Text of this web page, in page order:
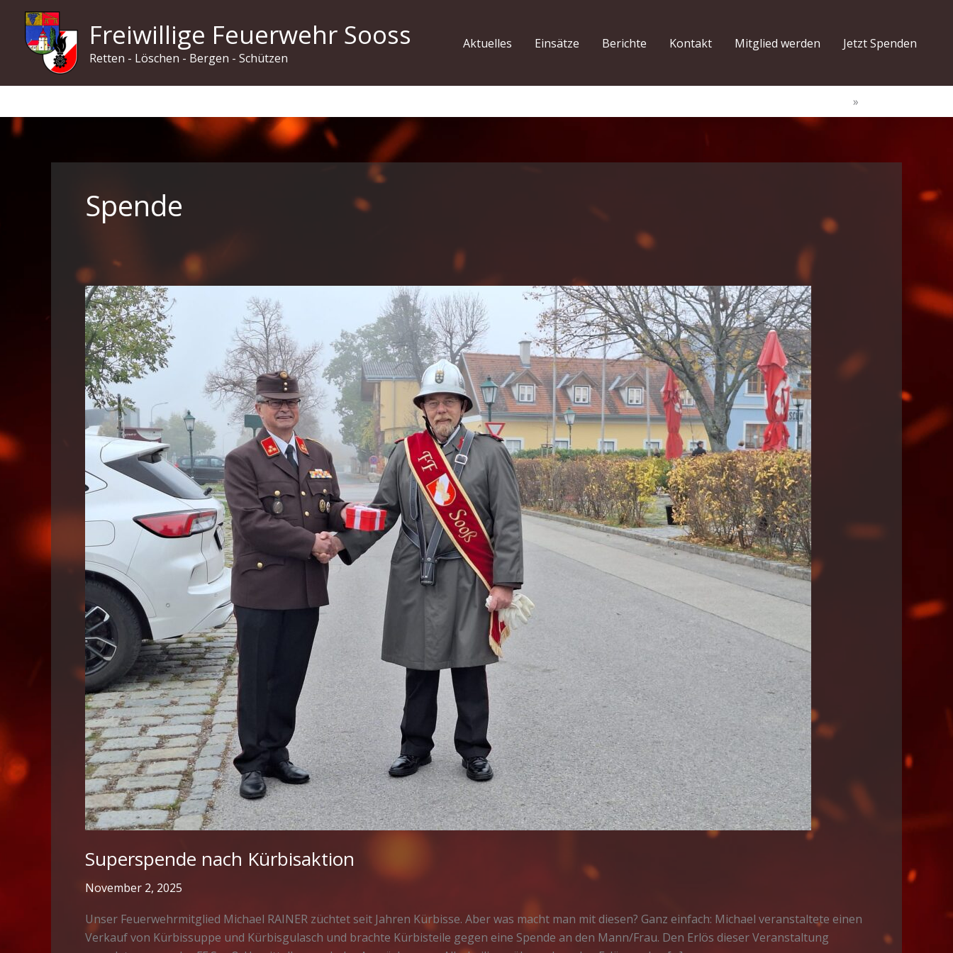
Inhalt
springen
Freiwillige Feuerwehr Sooss
Retten - Löschen - Bergen - Schützen
Aktuelles Einsätze Berichte Kontakt Mitglied werden Jetzt Spenden
Spende
Superspende nach Kürbisaktion
November 2, 2025
Unser Feuerwehrmitglied Michael RAINER züchtet seit Jahren Kürbisse. Aber was macht man mit diesen? Ganz einfach: Michael veranstaltete einen
Verkauf von Kürbissuppe und Kürbisgulasch und brachte Kürbisteile gegen eine Spende an den Mann/Frau. Den Erlös dieser Veranstaltung